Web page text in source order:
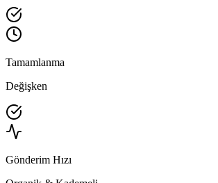
Tamamlanma
Değişken
Gönderim Hızı